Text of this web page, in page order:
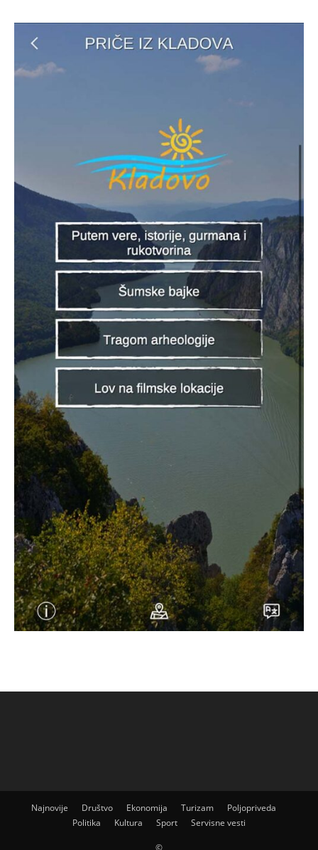
Najnovije Društvo Ekonomija Turizam
Poljopriveda
Politika
Kultura Sport Servisne vesti